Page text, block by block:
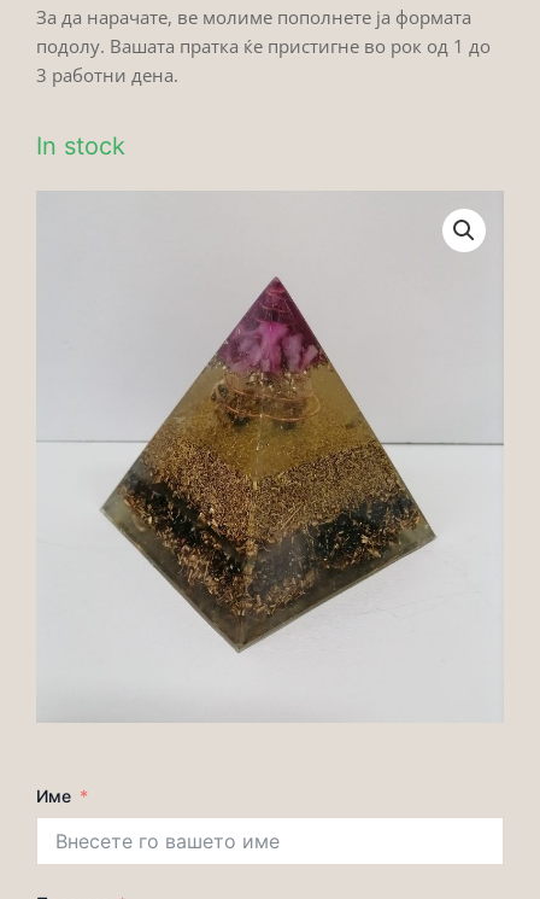
За да нарачате, ве молиме пополнете ја формата
подолу. Вашата пратка ќе пристигне во рок од 1 до
3 работни дена.
In stock
Име